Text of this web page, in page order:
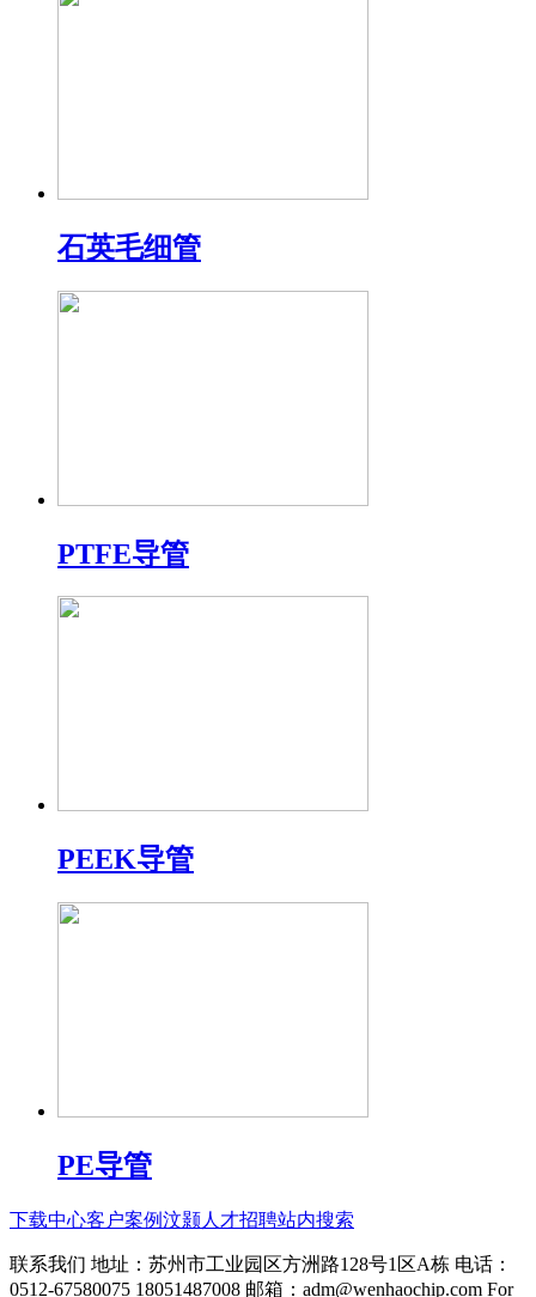
石英毛细管
PTFE导管
PEEK导管
PE导管
下载中心客户案例汶颢人才招聘站内搜索
联系我们 地址：苏州市工业园区方洲路128号1区A栋 电话：
0512-67580075 18051487008 邮箱：adm@wenhaochip.com For